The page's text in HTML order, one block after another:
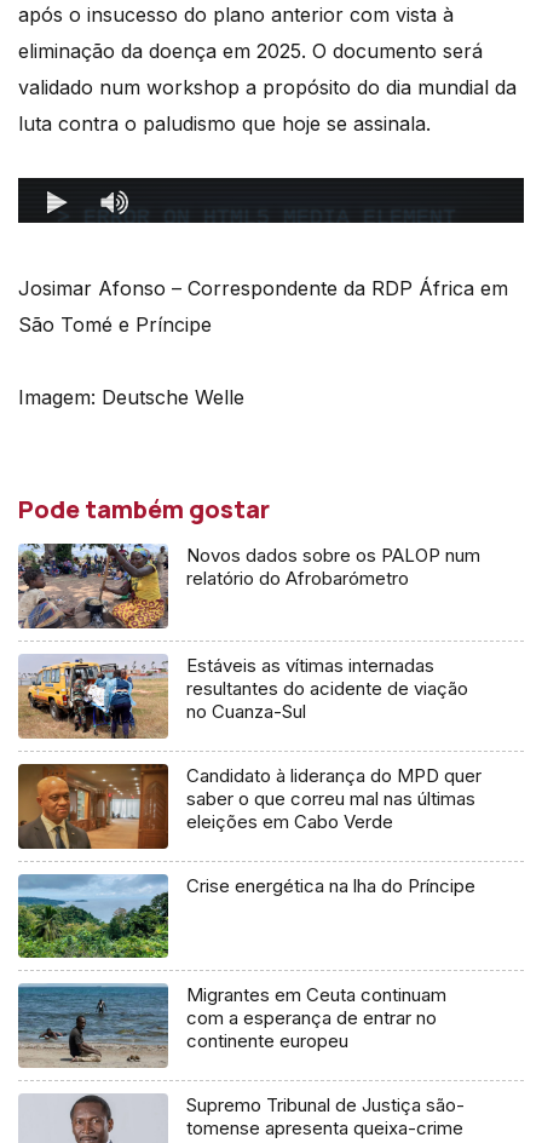
após o insucesso do plano anterior com vista à
eliminação da doença em 2025. O documento será
validado num workshop a propósito do dia mundial da
luta contra o paludismo que hoje se assinala.
Josimar Afonso – Correspondente da RDP África em
São Tomé e Príncipe
Imagem: Deutsche Welle
Pode também gostar
Novos dados sobre os PALOP num
relatório do Afrobarómetro
Estáveis as vítimas internadas
resultantes do acidente de viação
no Cuanza-Sul
Candidato à liderança do MPD quer
saber o que correu mal nas últimas
eleições em Cabo Verde
Crise energética na lha do Príncipe
Migrantes em Ceuta continuam
com a esperança de entrar no
continente europeu
Supremo Tribunal de Justiça são-
tomense apresenta queixa-crime